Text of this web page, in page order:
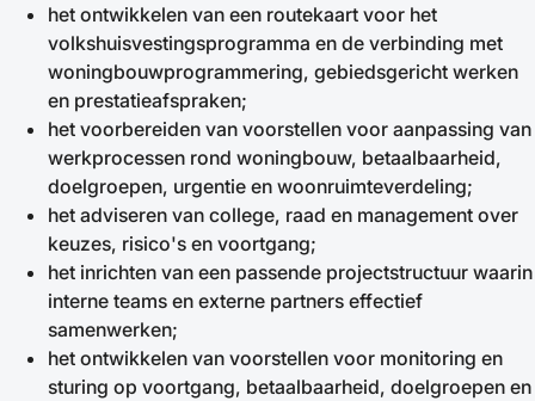
het ontwikkelen van een routekaart voor het
volkshuisvestingsprogramma en de verbinding met
woningbouwprogrammering, gebiedsgericht werken
en prestatieafspraken;
het voorbereiden van voorstellen voor aanpassing van
werkprocessen rond woningbouw, betaalbaarheid,
doelgroepen, urgentie en woonruimteverdeling;
het adviseren van college, raad en management over
keuzes, risico's en voortgang;
het inrichten van een passende projectstructuur waarin
interne teams en externe partners effectief
samenwerken;
het ontwikkelen van voorstellen voor monitoring en
sturing op voortgang, betaalbaarheid, doelgroepen en